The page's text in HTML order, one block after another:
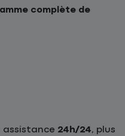
complète de
assistance 24h/24, plus